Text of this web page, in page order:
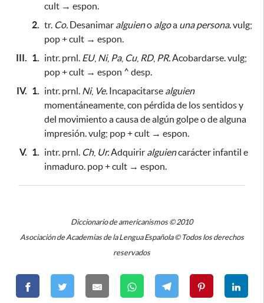
cult → espon.
2. tr. Co. Desanimar alguieno algoa una persona. vulg;
pop + cult → espon.
III. 1. intr. prnl. EU, Ni, Pa, Cu, RD, PR.Acobardarse. vulg;
pop + cult → espon ^ desp.
IV. 1. intr. prnl. Ni, Ve. Incapacitarse alguien
momentáneamente, con pérdida de los sentidos y
del movimientoa causa de algún golpe o de alguna
impresión. vulg; pop + cult → espon.
V. 1. intr. prnl. Ch, Ur.Adquirir alguiencarácter infantil e
inmaduro. pop + cult → espon.
Diccionario de americanismos © 2010
Asociación de Academias de la Lengua Española © Todos los derechos
reservados